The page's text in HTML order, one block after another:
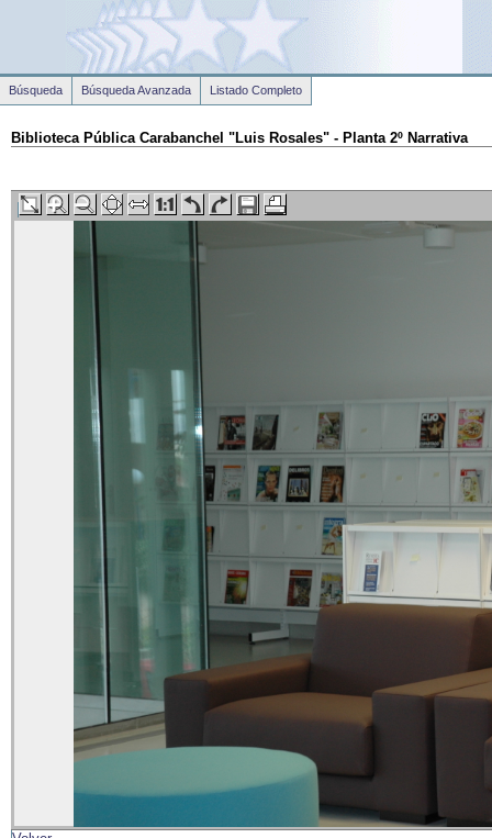
Biblioteca Pública Carabanchel "Luis Rosales" - Planta 2º Narrativa
Búsqueda Búsqueda Avanzada Listado Completo